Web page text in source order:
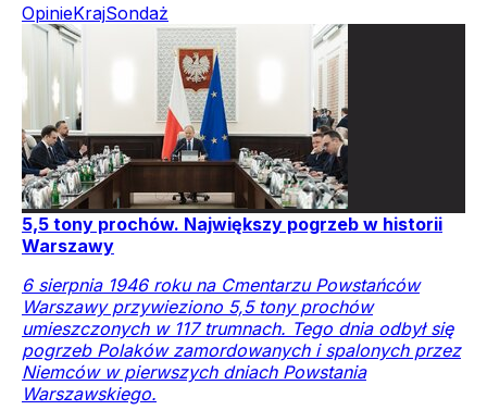
OpinieKrajSondaż
5,5 tony prochów. Największy pogrzeb w historii
Warszawy
6 sierpnia 1946 roku na Cmentarzu Powstańców
Warszawy przywieziono 5,5 tony prochów
umieszczonych w 117 trumnach. Tego dnia odbył się
pogrzeb Polaków zamordowanych i spalonych przez
Niemców w pierwszych dniach Powstania
Warszawskiego.